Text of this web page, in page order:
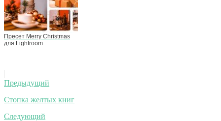
Пресет Merry Christmas
для Lightroom
Навигация
по
записям
Предыдущий
Стопка желтых книг
Следующий